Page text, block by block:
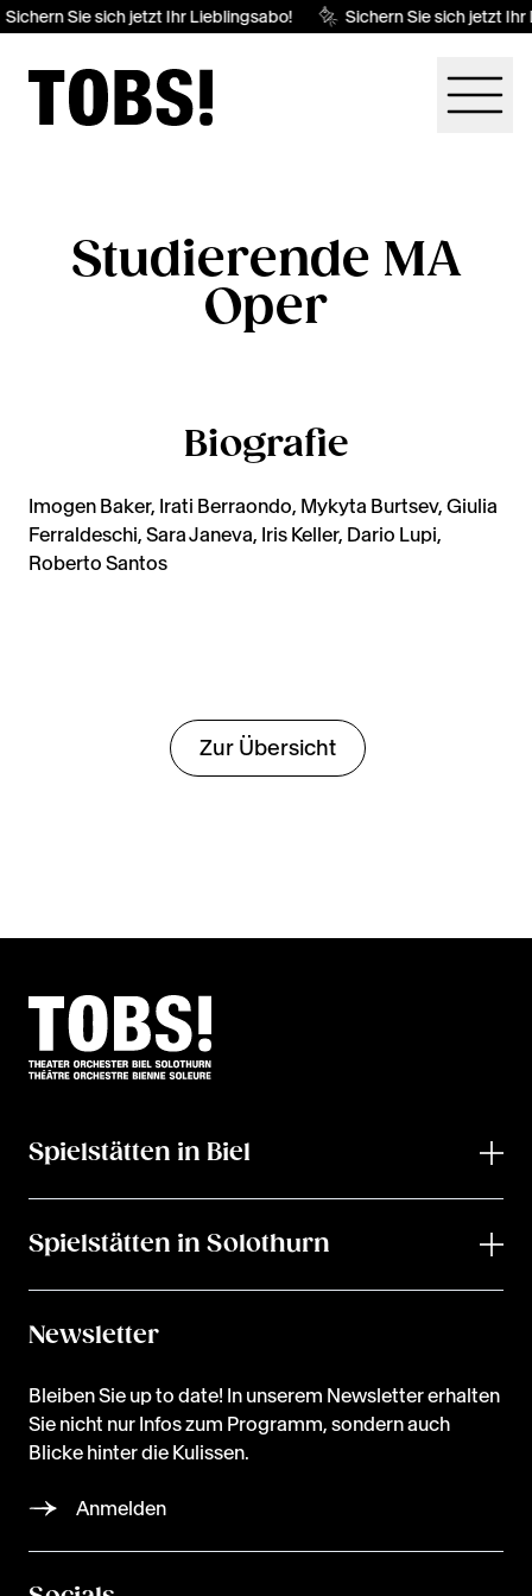
Sichern Sie sich jetzt Ihr Lieblingsabo! Sichern Sie sich jetzt Ihr
Studierende MA
Oper
Biografie
Imogen Baker, Irati Berraondo, Mykyta Burtsev, Giulia
Ferraldeschi, Sara Janeva, Iris Keller, Dario Lupi,
Roberto Santos
Zur Übersicht
Spielstätten in Biel
Spielstätten in Solothurn
Newsletter
Bleiben Sie up to date! In unserem Newsletter erhalten
Sie nicht nur Infos zum Programm, sondern auch
Blicke hinter die Kulissen.
Anmelden